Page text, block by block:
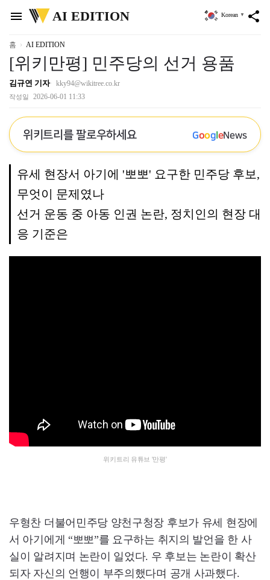
menu
위
키
리
AI EDITION share
Korean ▼
홈 AI EDITION
[위키만평] 민주당의 선거 용품
김규연 기자 kky94@wikitree.co.kr
작성일 2026-06-01 11:33
위키트리를 팔로우하세요 GoogleNews
유세 현장서 아기에 '뽀뽀' 요구한 민주당 후보,
무엇이 문제였나
선거 운동 중 아동 인권 논란, 정치인의 현장 대
응 기준은
위키트리 유튜브 '만평'
우형찬 더불어민주당 양천구청장 후보가 유세 현장에
서 아기에게 “뽀뽀”를 요구하는 취지의 발언을 한 사
실이 알려지며 논란이 일었다. 우 후보는 논란이 확산
되자 자신의 언행이 부주의했다며 공개 사과했다.